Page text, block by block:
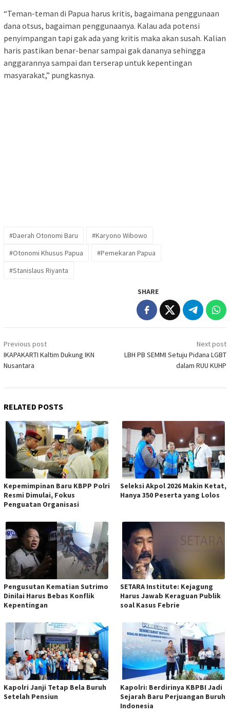
“Teman-teman di Papua harus kritis, bagaimana penggunaan
dana otsus, bagaiman penggunaanya. Kalau ada potensi
penyimpangan tapi gak ada yang kritis maka akan susah. Kalian
haris pastikan benar-benar sampai gak dananya sehingga
anggarannya sampai dan terserap untuk kepentingan
masyarakat,” pungkasnya.
#Daerah Otonomi Baru
#Karyono Wibowo
#Otonomi Khusus Papua
#Pemekaran Papua
#Stanislaus Riyanta
SHARE
Post
navigation
Previous post
IKAPAKARTI Kaltim Dukung IKN
Nusantara
Next post
LBH PB SEMMI Setuju Pidana LGBT
dalam RUU KUHP
RELATED POSTS
Kepemimpinan Baru KBPP Polri
Resmi Dimulai, Fokus
Penguatan Organisasi
Seleksi Akpol 2026 Makin Ketat,
Hanya 350 Peserta yang Lolos
Pengusutan Kematian Sutrimo
Dinilai Harus Bebas Konflik
Kepentingan
SETARA Institute: Kejagung
Harus Jawab Keraguan Publik
soal Kasus Febrie
Kapolri Janji Tetap Bela Buruh
Setelah Pensiun
Kapolri: Berdirinya KBPBI Jadi
Sejarah Baru Perjuangan Buruh
Indonesia